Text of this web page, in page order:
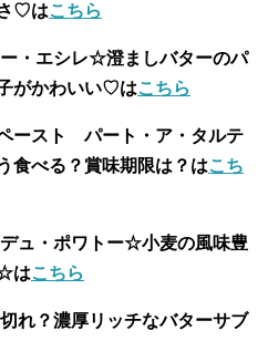
♡はこちら
・エシレ☆澄ましバターのパ
がかわいい♡はこちら
ースト パート・ア・タルテ
べる？賞味期限は？はこち
ュ・ポワトー☆小麦の風味豊
はこちら
れ？濃厚リッチなバターサブ